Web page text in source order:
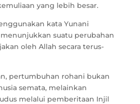
yang lebih besar.
kata Yunani
suatu perubahan
oleh Allah secara terus-
pertumbuhan rohani bukan
semata, melainkan
melalui pemberitaan Injil